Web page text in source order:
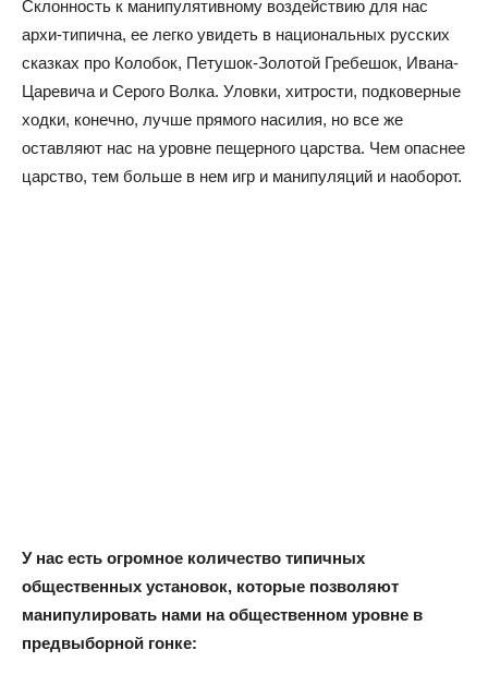
Склонность к манипулятивному воздействию для нас
архи-типична, ее легко увидеть в национальных русских
сказках про Колобок, Петушок-Золотой Гребешок, Ивана-
Царевича и Серого Волка. Уловки, хитрости, подковерные
ходки, конечно, лучше прямого насилия, но все же
оставляют нас на уровне пещерного царства. Чем опаснее
царство, тем больше в нем игр и манипуляций и наоборот.
У нас есть огромное количество типичных
общественных установок, которые позволяют
манипулировать нами на общественном уровне в
предвыборной гонке: